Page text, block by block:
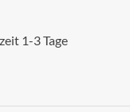
1-3 Tage